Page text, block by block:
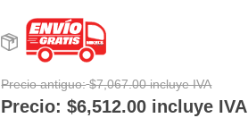
Precio antiguo: $7,067.00 incluye IVA
Precio: $6,512.00 incluye IVA